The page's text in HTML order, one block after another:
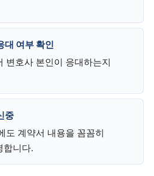
대 여부 확인
변호사 본인이 응대하는지
중
도 계약서 내용을 꼼꼼히
합니다.